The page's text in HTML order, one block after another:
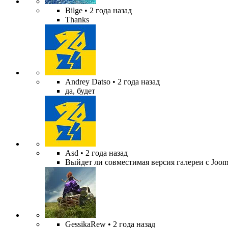
Bilge • 2 года назад
Thanks
Andrey Datso • 2 года назад
да, будет
Asd • 2 года назад
Выйдет ли совместимая версия галереи с
GessikaRew • 2 года назад